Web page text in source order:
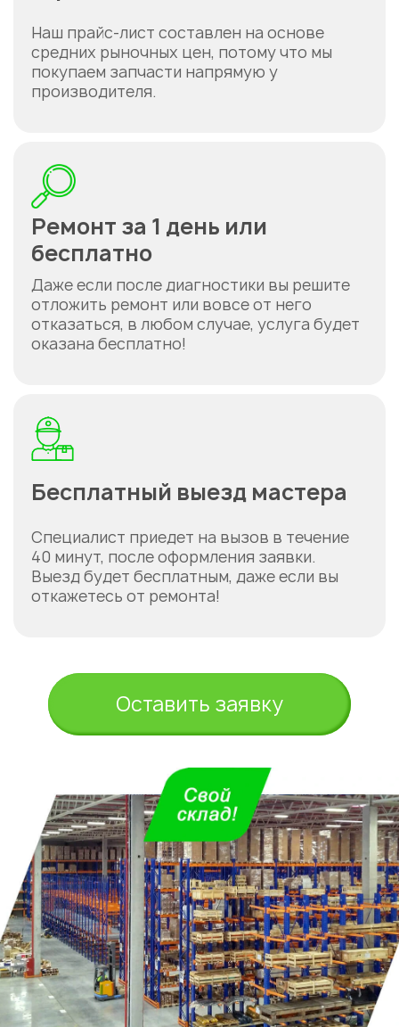
Наш прайс-лист составлен на основе
средних рыночных цен, потому что мы
покупаем запчасти напрямую у
производителя.
Ремонт за 1 день или
бесплатно
Даже если после диагностики вы решите
отложить ремонт или вовсе от него
отказаться, в любом случае, услуга будет
оказана бесплатно!
Бесплатный выезд мастера
Специалист приедет на вызов в течение
40 минут, после оформления заявки.
Выезд будет бесплатным, даже если вы
откажетесь от ремонта!
Оставить заявку